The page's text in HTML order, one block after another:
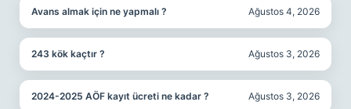
Avans almak için ne yapmalı ? Ağustos 4, 2026
243 kök kaçtır ? Ağustos 3, 2026
2024-2025 AÖF kayıt ücreti ne kadar ? Ağustos 3, 2026